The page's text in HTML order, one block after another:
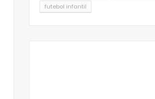
futebol infantil